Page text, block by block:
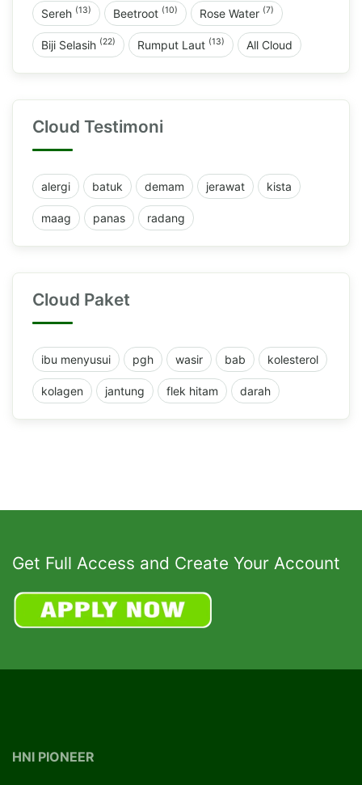
Sereh (13) Beetroot (10) Rose Water (7)
Biji Selasih (22) Rumput Laut (13) All Cloud
Cloud Testimoni
alergi batuk demam jerawat kista
maag panas radang
Cloud Paket
ibu menyusui pgh wasir bab kolesterol
kolagen jantung flek hitam darah
Get Full Access and Create Your Account
HNI PIONEER